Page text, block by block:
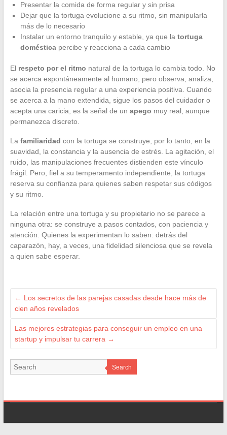
Presentar la comida de forma regular y sin prisa
Dejar que la tortuga evolucione a su ritmo, sin manipularla
más de lo necesario
Instalar un entorno tranquilo y estable, ya que la tortuga
domésticapercibe y reacciona a cada cambio
El respeto por el ritmo natural de la tortuga lo cambia todo. No
se acerca espontáneamente al humano, pero observa, analiza,
asocia la presencia regular a una experiencia positiva. Cuando
se acerca a la mano extendida, sigue los pasos del cuidador o
acepta una caricia, es la señal de un apego muy real, aunque
permanezca discreto.
La familiaridad con la tortuga se construye, por lo tanto, en la
suavidad, la constancia y la ausencia de estrés. La agitación, el
ruido, las manipulaciones frecuentes distienden este vínculo
frágil. Pero, fiel a su temperamento independiente, la tortuga
reserva su confianza para quienes saben respetar sus códigos
y su ritmo.
La relación entre una tortuga y su propietario no se parece a
ninguna otra: se construye a pasos contados, con paciencia y
atención. Quienes la experimentan lo saben: detrás del
caparazón, hay, a veces, una fidelidad silenciosa que se revela
a quien sabe esperar.
← Los secretos de las parejas casadas desde hace más de
cien años revelados
Las mejores estrategias para conseguir un empleo en una
startup y impulsar tu carrera →
Search